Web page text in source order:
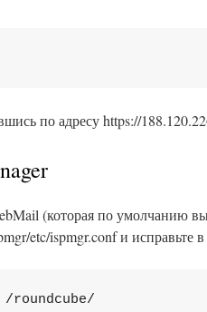
по адресу https://
(которая по умолчанию
etc/ispmgr.conf и исправьте
roundcube/